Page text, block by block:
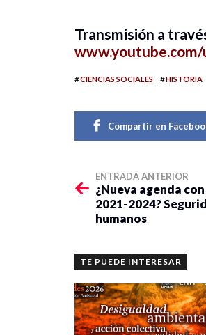
Transmisión a
#CIENCIAS SOCIALES #HISTORIA
Compartir en
ENTRADA ANTERIOR
¿Nueva agenda
2021-2024?
humanos
TE PUEDE INTERESAR